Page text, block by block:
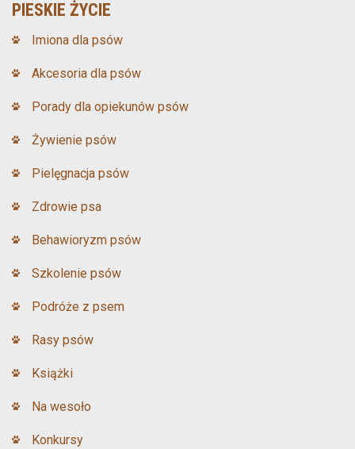
PIESKIE ŻYCIE
Imiona dla psów
Akcesoria dla psów
Porady dla opiekunów psów
Żywienie psów
Pielęgnacja psów
Zdrowie psa
Behawioryzm psów
Szkolenie psów
Podróże z psem
Rasy psów
Książki
Na wesoło
Konkursy